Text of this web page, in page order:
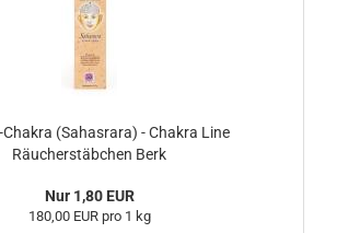
Chakra (Sahasrara) - Chakra Line
Räucherstäbchen Berk
Nur 1,80 EUR
180,00 EUR pro 1 kg